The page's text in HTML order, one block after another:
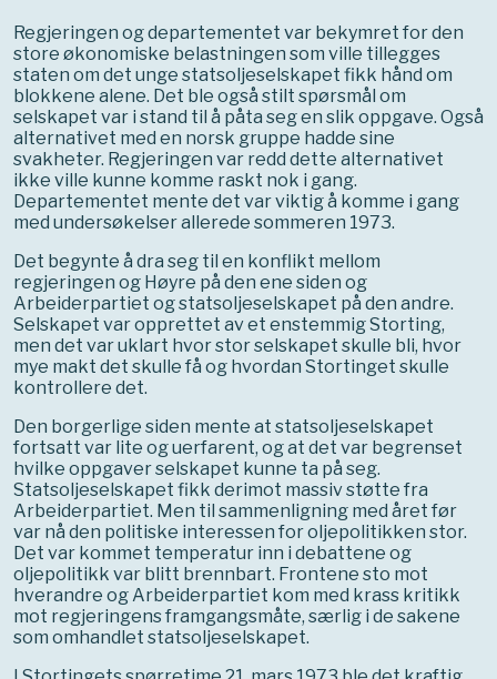
Regjeringen og departementet var bekymret for den
store økonomiske belastningen som ville tillegges
staten om det unge statsoljeselskapet fikk hånd om
blokkene alene. Det ble også stilt spørsmål om
selskapet var i stand til å påta seg en slik oppgave. Også
alternativet med en norsk gruppe hadde sine
svakheter. Regjeringen var redd dette alternativet
ikke ville kunne komme raskt nok i gang.
Departementet mente det var viktig å komme i gang
med undersøkelser allerede sommeren 1973.
Det begynte å dra seg til en konflikt mellom
regjeringen og Høyre på den ene siden og
Arbeiderpartiet og statsoljeselskapet på den andre.
Selskapet var opprettet av et enstemmig Storting,
men det var uklart hvor stor selskapet skulle bli, hvor
mye makt det skulle få og hvordan Stortinget skulle
kontrollere det.
Den borgerlige siden mente at statsoljeselskapet
fortsatt var lite og uerfarent, og at det var begrenset
hvilke oppgaver selskapet kunne ta på seg.
Statsoljeselskapet fikk derimot massiv støtte fra
Arbeiderpartiet. Men til sammenligning med året før
var nå den politiske interessen for oljepolitikken stor.
Det var kommet temperatur inn i debattene og
oljepolitikk var blitt brennbart. Frontene sto mot
hverandre og Arbeiderpartiet kom med krass kritikk
mot regjeringens framgangsmåte, særlig i de sakene
som omhandlet statsoljeselskapet.